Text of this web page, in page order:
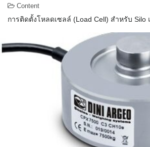
Content
การติดตั้งโหลดเซลล์ (Load Cell) สำหรับ